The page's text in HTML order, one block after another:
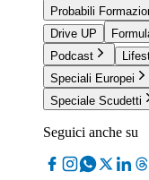
Probabili
Drive UP
Podcast
Speciali Europei
Speciale Scudetti
Seguici anche su